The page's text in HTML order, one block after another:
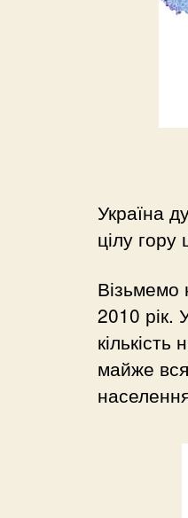
Україна
цілу гору
Візьмемо
2010 рік.
майже